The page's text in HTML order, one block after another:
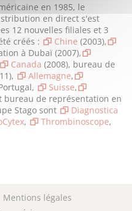
en 1985, le
en direct s'est
12 nouvelles filiales et 3
créés :
Chine (2003),
à Dubaï (2007),
Canada (2008), bureau de
Allemagne,
Suisse,
bureau de représentation en
Stago sont
Diagnostica
, Thrombinoscope,
Mentions légales